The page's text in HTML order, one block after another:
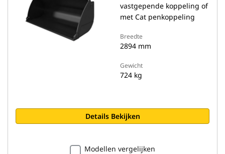
vastgepende koppeling of
met Cat penkoppeling
Breedte
2894 mm
Gewicht
724 kg
Details Bekijken
Modellen vergelijken